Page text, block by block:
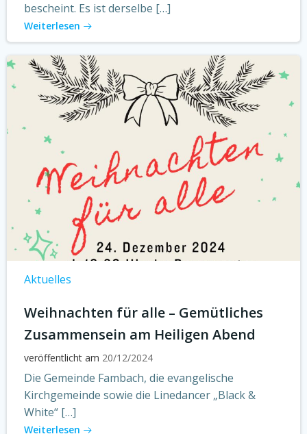
bescheint. Es ist derselbe […]
Weiterlesen
Aktuelles
Weihnachten für alle – Gemütliches
Zusammensein am Heiligen Abend
veröffentlicht am 20/12/2024
Die Gemeinde Fambach, die evangelische
Kirchgemeinde sowie die Linedancer „Black &
White“ […]
Weiterlesen